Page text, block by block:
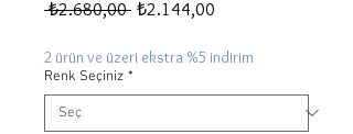
₺2.680,00 Normal
₺2.144,00
2 ürün ve üzeri ekstra %5 indirim
Renk Seçiniz *